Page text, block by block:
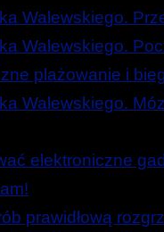
Walewskiego.
Walewskiego.
plażowanie i
Walewskiego.
elektroniczne
prawidłową